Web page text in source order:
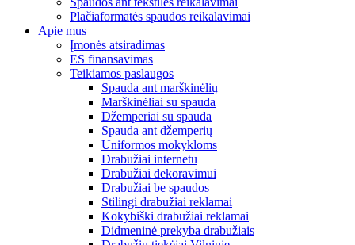
Plačiaformatės spaudos reikalavimai
Apie mus
Įmonės atsiradimas
ES finansavimas
Teikiamos paslaugos
Spauda ant marškinėlių
Marškinėliai su spauda
Džemperiai su spauda
Spauda ant džemperių
Uniformos mokykloms
Drabužiai internetu
Drabužiai dekoravimui
Drabužiai be spaudos
Stilingi drabužiai reklamai
Kokybiški drabužiai reklamai
Didmeninė prekyba drabužiais